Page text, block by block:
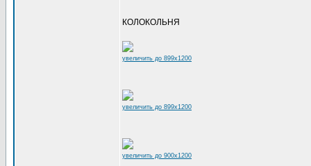
КОЛОКОЛЬНЯ
увеличить до 899x1200
увеличить до 899x1200
увеличить до 900x1200